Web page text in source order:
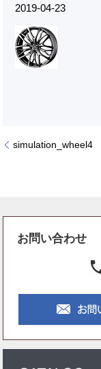
2019-04-23
simulation_wheel4
お問い合わせ